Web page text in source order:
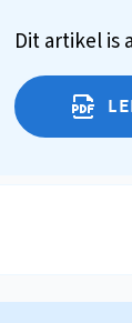
Dit artikel is